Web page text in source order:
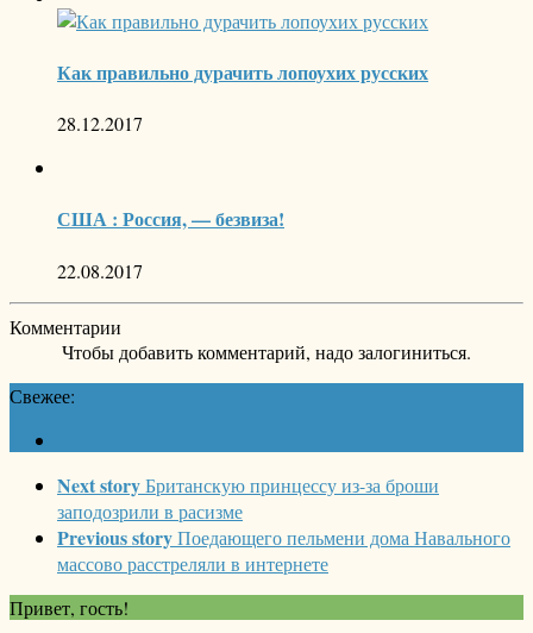
Как правильно дурачить лопоухих русских
28.12.2017
США : Россия, — безвиза!
22.08.2017
Комментарии
Чтобы добавить комментарий, надо залогиниться.
Свежее:
Next storyБританскую принцессу из-за броши
заподозрили в расизме
Previous storyПоедающего пельмени дома Навального
массово расстреляли в интернете
Привет, гость!